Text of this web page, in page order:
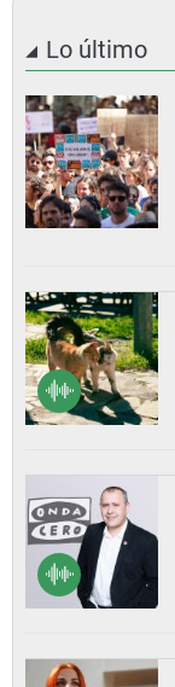
Lo último